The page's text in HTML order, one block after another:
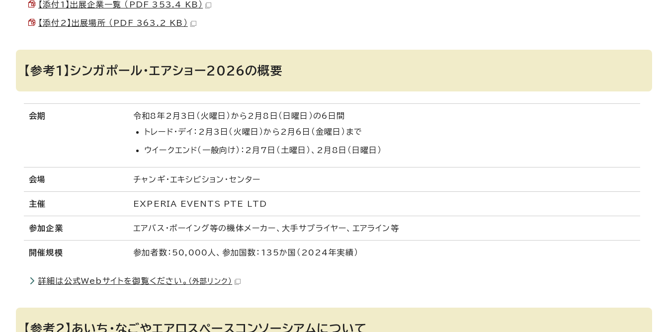
【添付1】出展企業一覧 （PDF 353.4 KB）
【添付2】出展場所 （PDF 363.2 KB）
【参考1】シンガポール・エアショー2026の概要
会期
令和8年2月3日（火曜日）から2月8日（日曜日）の6日間
トレード・デイ：2月3日（火曜日）から2月6日（金曜日）まで
ウイークエンド（一般向け）：2月7日（土曜日）、2月8日（日曜日）
会場 チャンギ・エキシビション・センター
主催 EXPERIA EVENTS PTE LTD
参加企業 エアバス・ボーイング等の機体メーカー、大手サプライヤー、エアライン等
開催規模 参加者数：50,000人、参加国数：135か国（2024年実績）
詳細は公式Webサイトを御覧ください。 （外部リンク）
【参考2】あいち・なごやエアロスペースコンソーシアムについて